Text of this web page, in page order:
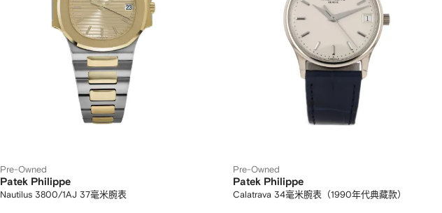
Pre-Owned
Patek Philippe
Nautilus 3800/1AJ 37毫米腕表
Pre-Owned
Patek Philippe
Calatrava 34毫米腕表（1990年代典藏款）